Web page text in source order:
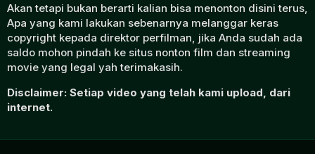
Akan tetapi bukan berarti kalian bisa menonton disini terus,
Apa yang kami lakukan sebenarnya melanggar keras
copyright kepada direktor perfilman, jika Anda sudah ada
saldo mohon pindah ke situs nonton film dan streaming
movie yang legal yah terimakasih.
Disclaimer: Setiap video yang telah kami upload, dari
internet.